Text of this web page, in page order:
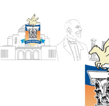
ΔΗΜΟΣ
ΚΟΡΙΝΘΙΩΝ